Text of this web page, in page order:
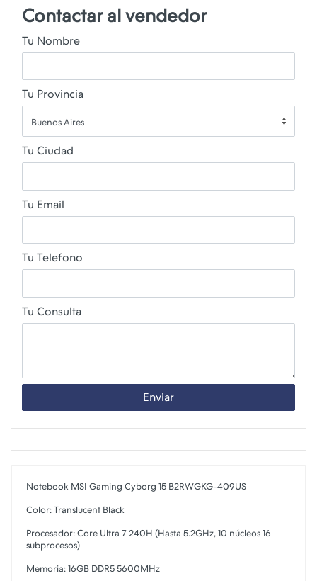
Contactar al vendedor
Tu Nombre
Tu Provincia
Buenos Aires
Tu Ciudad
Tu Email
Tu Telefono
Tu Consulta
Enviar
Notebook MSI Gaming Cyborg 15 B2RWGKG-409US
Color: Translucent Black
Procesador: Core Ultra 7 240H (Hasta 5.2GHz, 10 núcleos 16
subprocesos)
Memoria: 16GB DDR5 5600MHz